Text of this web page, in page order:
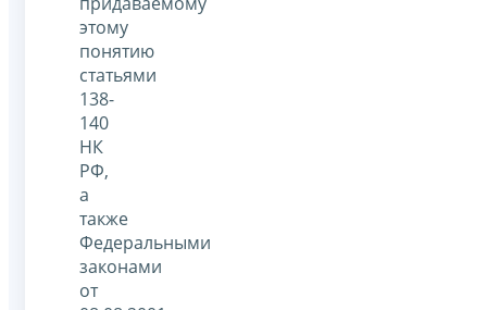
этому
понятию
статьями
138-
140
НК
РФ,
а
также
Федеральными
законами
от